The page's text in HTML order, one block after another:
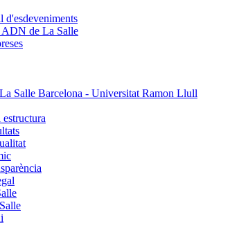
d'esdeveniments
de La Salle
Salle Barcelona - Universitat Ramon Llull